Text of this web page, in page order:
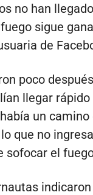
no han
sigue
de
poco
llegar rápido
un
que no
sofocar el